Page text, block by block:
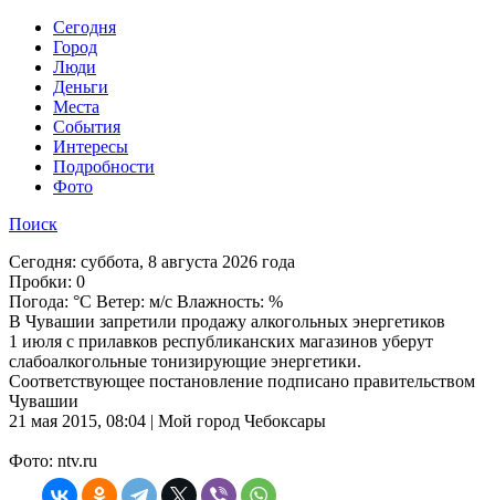
Cегодня
Город
Люди
Деньги
Места
События
Интересы
Подробности
Фото
Поиск
Сегодня: суббота, 8 августа 2026 года
Пробки: 0
Погода: °C Ветер: м/с Влажность: %
В Чувашии запретили продажу алкогольных энергетиков
1 июля с прилавков республиканских магазинов уберут
слабоалкогольные тонизирующие энергетики.
Соответствующее постановление подписано правительством
Чувашии
21 мая 2015, 08:04 | Мой город Чебоксары
Фото: ntv.ru